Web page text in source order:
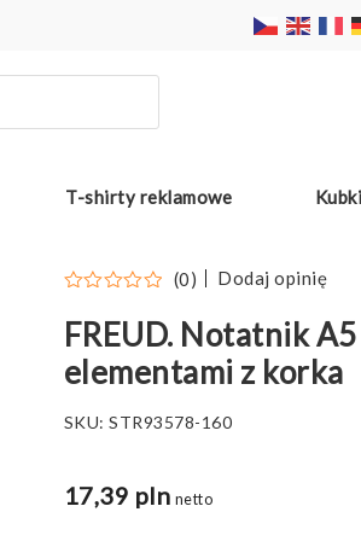
T-shirty reklamowe
(0) Dodaj opinię
FREUD. Notatnik A5
elementami z korka
SKU:STR93578-160
17,39 pln netto